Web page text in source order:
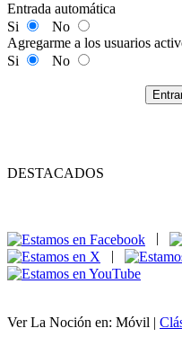
Entrada automática
Si
No
Agregarme a los usuarios
Si
No
DESTACADOS
|
|
Ver La Noción en: Móvil |